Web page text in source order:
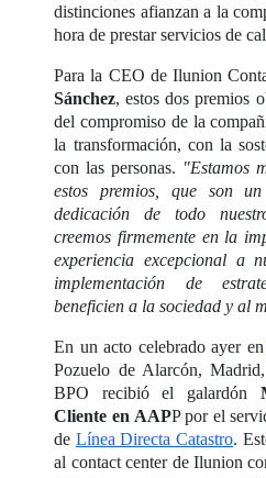
distinciones afianzan a la
hora de prestar servicios de
Para la CEO de Ilunion
Sánchez, estos dos premios
del compromiso de la
la transformación, con la
con las personas. "Estamos
estos premios, que son
dedicación de todo
creemos firmemente en la
experiencia excepcional a
implementación de
beneficien a la sociedad y al
En un acto celebrado ayer
Pozuelo de Alarcón,
BPO recibió el galardón
Cliente en AAPP por el
de Línea Directa Catastro.
al contact center de Ilunion